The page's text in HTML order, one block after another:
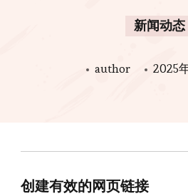
新闻动态
author 2025
创建有效的网页链接